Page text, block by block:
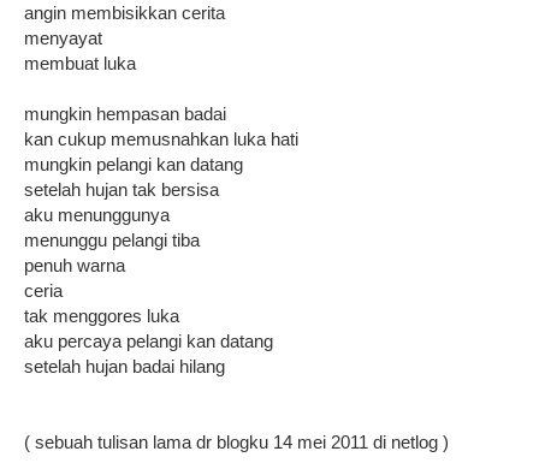
angin membisikkan cerita
menyayat
membuat luka
mungkin hempasan badai
kan cukup memusnahkan luka hati
mungkin pelangi kan datang
setelah hujan tak bersisa
aku menunggunya
menunggu pelangi tiba
penuh warna
ceria
tak menggores luka
aku percaya pelangi kan datang
setelah hujan badai hilang
( sebuah tulisan lama dr blogku 14 mei 2011 di netlog )